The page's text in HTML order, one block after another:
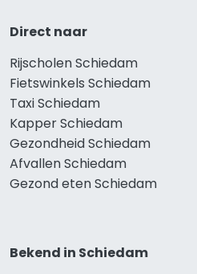
Direct naar
Rijscholen Schiedam
Fietswinkels Schiedam
Taxi Schiedam
Kapper Schiedam
Gezondheid Schiedam
Afvallen Schiedam
Gezond eten Schiedam
Bekend in Schiedam